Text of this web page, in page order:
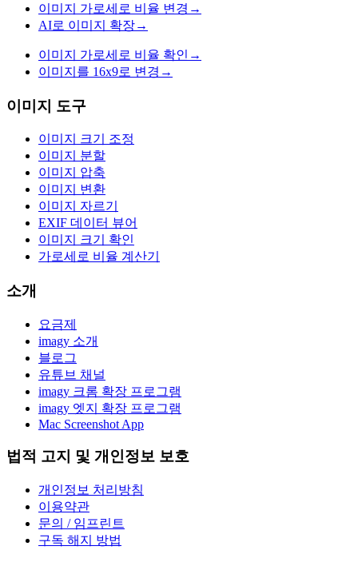
이미지 가로세로 비율 변경 →
AI로 이미지 확장→
이미지 가로세로 비율 확인 →
이미지를 16x9로 변경 →
이미지 도구
이미지 크기 조정
이미지 분할
이미지 압축
이미지 변환
이미지 자르기
EXIF 데이터 뷰어
이미지 크기 확인
가로세로 비율 계산기
소개
요금제
imagy 소개
블로그
유튜브 채널
imagy 크롬 확장 프로그램
imagy 엣지 확장 프로그램
Mac Screenshot App
법적 고지 및 개인정보 보호
개인정보 처리방침
이용약관
문의 / 임프린트
구독 해지 방법